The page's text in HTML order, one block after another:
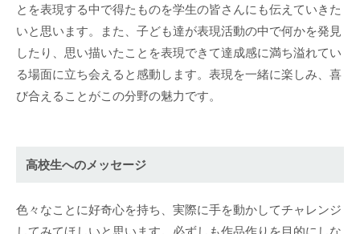
とを表現する中で得たものを学生の皆さんにも伝えていきた
いと思います。また、子ども達が表現活動の中で何かを発見
したり、思い描いたことを表現できて達成感に満ち溢れてい
る場面に立ち会えると感動します。表現を一緒に楽しみ、喜
び合えることがこの分野の魅力です。
高校生へのメッセージ
色々なことに好奇心を持ち、実際に手を動かしてチャレンジ